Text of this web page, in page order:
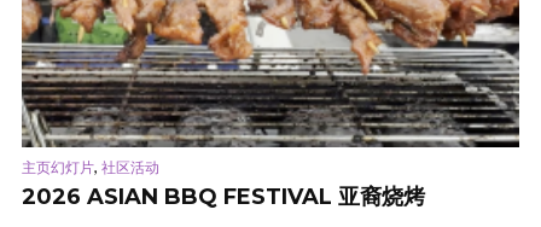
主页幻灯片, 社区活动
2026 ASIAN BBQ FESTIVAL 亚裔烧烤